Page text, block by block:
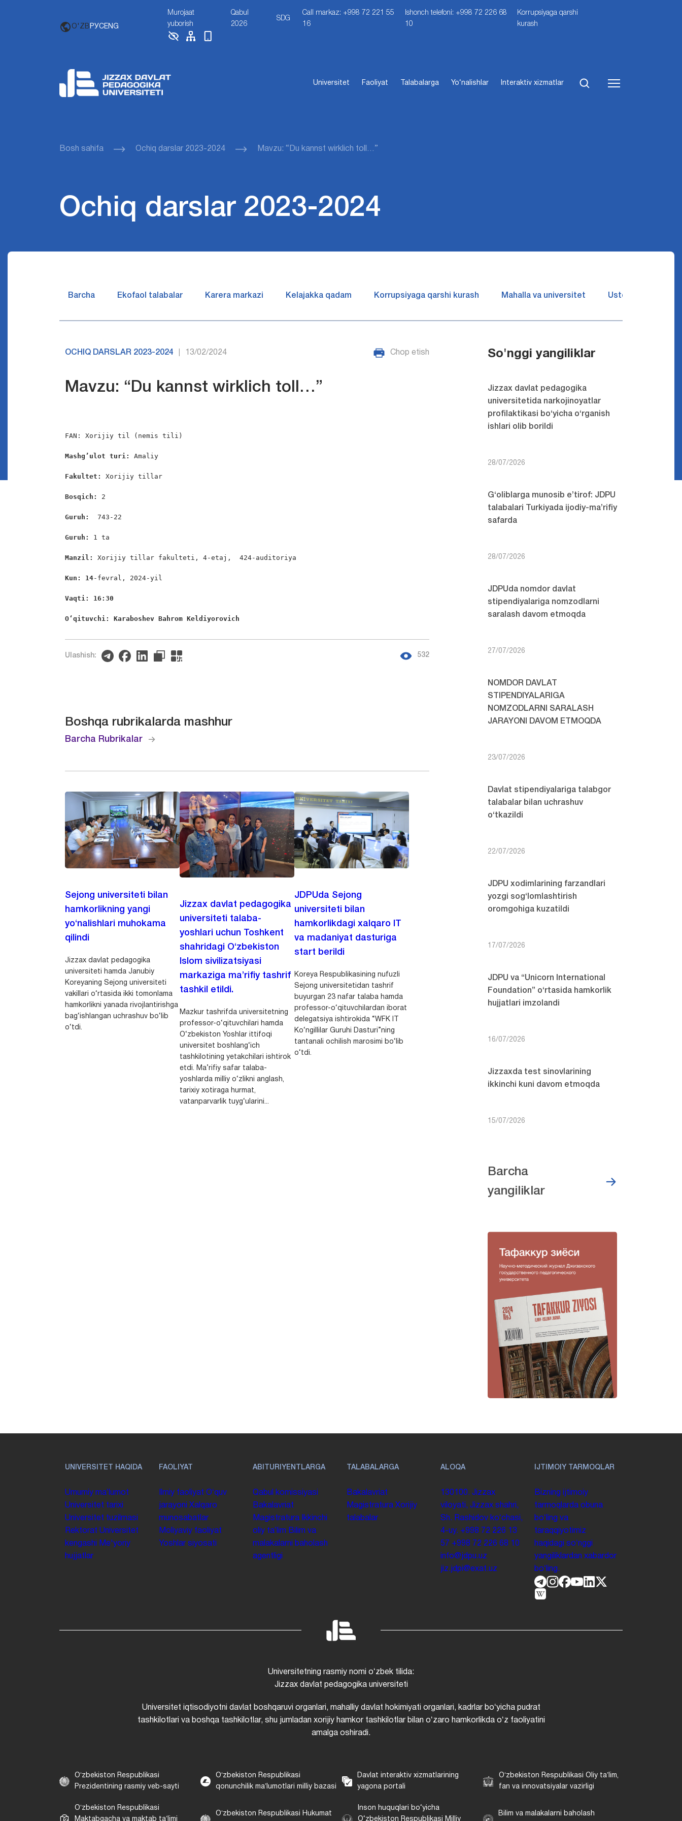
O'ZB РУСENG
Murojaat
yuborish
Qabul
2026
SDG
Call markaz: +998 72 221 55
16
Ishonch telefoni: +998 72 226 68
10
Korrupsiyaga qarshi
kurash
Universitet Faoliyat Talabalarga Yo‘nalishlar Interaktiv xizmatlar
Bosh sahifa Ochiq darslar 2023-2024 Mavzu: “Du kannst wirklich toll…”
Ochiq darslar 2023-2024
Barcha Ekofaol talabalar Karera markazi Kelajakka qadam Korrupsiyaga qarshi kurash Mahalla va universitet Ustozlar suhbatin
OCHIQ DARSLAR 2023-2024 13/02/2024 Chop etish
Mavzu: “Du kannst wirklich toll…”
FAN: Xorijiy til (nemis tili)
Mashg’ulot turi: Amaliy
Fakultet: Xorijiy tillar
Bosqich: 2
Guruh: 743-22
Guruh: 1 ta
Manzil: Xorijiy tillar fakulteti, 4-etaj,  424-auditoriya
Kun: 14-fevral, 2024-yil
Vaqti: 16:30
O‘qituvchi: Karaboshev Bahrom Keldiyorovich
Ulashish: 532
Boshqa rubrikalarda mashhur
Barcha Rubrikalar
Sejong universiteti bilan
hamkorlikning yangi
yo‘nalishlari muhokama
qilindi
Jizzax davlat pedagogika
universiteti hamda Janubiy
Koreyaning Sejong universiteti
vakillari o‘rtasida ikki tomonlama
hamkorlikni yanada rivojlantirishga
bag‘ishlangan uchrashuv bo‘lib
o‘tdi.
Jizzax davlat pedagogika
universiteti talaba-
yoshlari uchun Toshkent
shahridagi O‘zbekiston
Islom sivilizatsiyasi
markaziga ma’rifiy tashrif
tashkil etildi.
Mazkur tashrifda universitetning
professor-o‘qituvchilari hamda
O‘zbekiston Yoshlar ittifoqi
universitet boshlang‘ich
tashkilotining yetakchilari ishtirok
etdi. Ma’rifiy safar talaba-
yoshlarda milliy o‘zlikni anglash,
tarixiy xotiraga hurmat,
vatanparvarlik tuyg‘ularini...
JDPUda Sejong
universiteti bilan
hamkorlikdagi xalqaro IT
va madaniyat dasturiga
start berildi
Koreya Respublikasining nufuzli
Sejong universitetidan tashrif
buyurgan 23 nafar talaba hamda
professor-o‘qituvchilardan iborat
delegatsiya ishtirokida “WFK IT
Ko‘ngillilar Guruhi Dasturi”ning
tantanali ochilish marosimi bo‘lib
o‘tdi.
So'nggi yangiliklar
Jizzax davlat pedagogika
universitetida narkojinoyatlar
profilaktikasi bo‘yicha o‘rganish
ishlari olib borildi
28/07/2026
G‘oliblarga munosib e’tirof: JDPU
talabalari Turkiyada ijodiy-ma’rifiy
safarda
28/07/2026
JDPUda nomdor davlat
stipendiyalariga nomzodlarni
saralash davom etmoqda
27/07/2026
NOMDOR DAVLAT
STIPENDIYALARIGA
NOMZODLARNI SARALASH
JARAYONI DAVOM ETMOQDA
23/07/2026
Davlat stipendiyalariga talabgor
talabalar bilan uchrashuv
o‘tkazildi
22/07/2026
JDPU xodimlarining farzandlari
yozgi sog‘lomlashtirish
oromgohiga kuzatildi
17/07/2026
JDPU va “Unicorn International
Foundation” o‘rtasida hamkorlik
hujjatlari imzolandi
16/07/2026
Jizzaxda test sinovlarining
ikkinchi kuni davom etmoqda
15/07/2026
Barcha
yangiliklar
UNIVERSITET HAQIDA
Umumiy maʼlumot
Universitet tarixi
Universitet tuzilmasi
Rektorat Universitet
kengashi
Me'yoriy
hujjatlar
FAOLIYAT
Ilmiy faoliyat Oʻquv
jarayoni Xalqaro
munosabatlar
Moliyaviy faoliyat
Yoshlar siyosati
ABITURIYENTLARGA
Qabul komissiyasi
Bakalavriat
Magistratura
Ikkinchi
oliy taʼlim Bilim va
malakalarni baholash
agentligi
TALABALARGA
Bakalavriat
Magistratura Xorijiy
talabalar
ALOQA
130100. Jizzax
viloyati, Jizzax shahri,
Sh. Rashidov koʻchasi,
4-uy. +998 72 226 13
57 +998 72 226 68 10
info@jdpu.uz
jiz.jdpi@exat.uz
IJTIMOIY TARMOQLAR
Bizning ijtimoiy
tarmoqlarda obuna
boʻling va
taraqqiyotimiz
haqidagi soʻnggi
yangiliklardan xabardor
boʻling.
Universitetning rasmiy nomi oʻzbek tilida:
Jizzax davlat pedagogika universiteti
Universitet iqtisodiyotni davlat boshqaruvi organlari, mahalliy davlat hokimiyati organlari, kadrlar boʻyicha pudrat
tashkilotlari va boshqa tashkilotlar, shu jumladan xorijiy hamkor tashkilotlar bilan oʻzaro hamkorlikda oʻz faoliyatini
amalga oshiradi.
Oʻzbekiston Respublikasi
Prezidentining rasmiy veb-sayti
Oʻzbekiston Respublikasi
qonunchilik maʼlumotlari milliy bazasi
Davlat interaktiv xizmatlarining
yagona portali
Oʻzbekiston Respublikasi Oliy taʼlim,
fan va innovatsiyalar vazirligi
Oʻzbekiston Respublikasi
Maktabgacha va maktab taʼlimi
Oʻzbekiston Respublikasi Hukumat
Inson huquqlari bo‘yicha
O‘zbekiston Respublikasi Milliy
Bilim va malakalarni baholash